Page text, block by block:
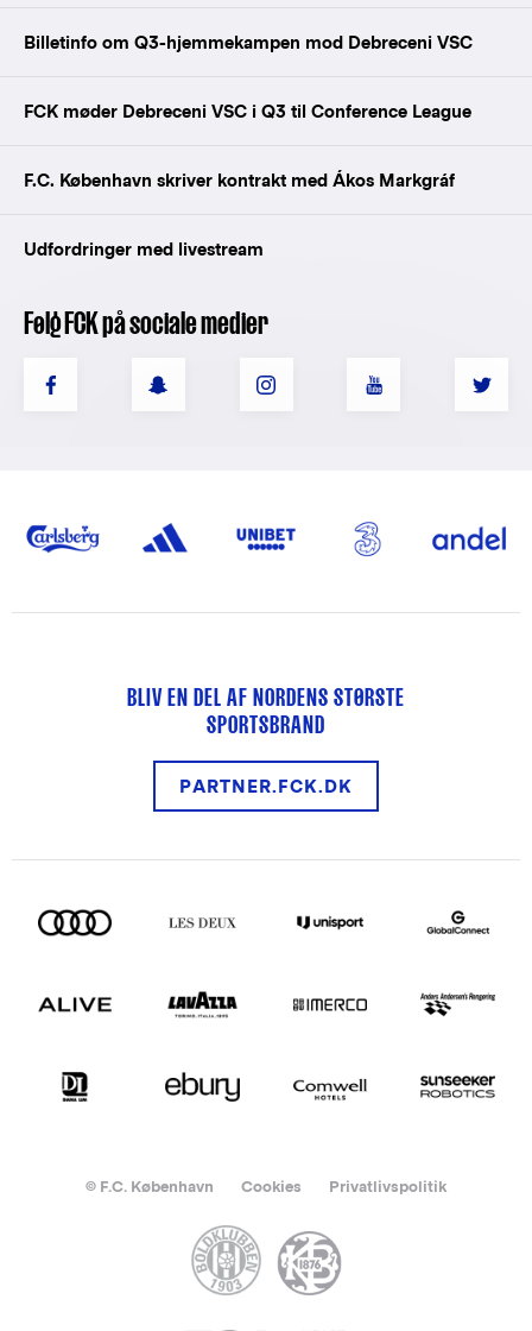
Billetinfo om Q3-hjemmekampen mod Debreceni VSC
FCK møder Debreceni VSC i Q3 til Conference League
F.C. København skriver kontrakt med Ákos Markgráf
Udfordringer med livestream
Følg FCK på sociale medier
BLIV EN DEL AF NORDENS STØRSTE
SPORTSBRAND
PARTNER.FCK.DK
© F.C. København Cookies Privatlivspolitik